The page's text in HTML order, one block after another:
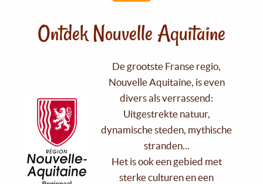
Ontdek Nouvelle Aquitaine
De grootste Franse regio,
Nouvelle Aquitaine, is even
divers als verrassend:
Uitgestrekte natuur,
dynamische steden, mythische
stranden...
Het is ook een gebied met
sterke culturen en een